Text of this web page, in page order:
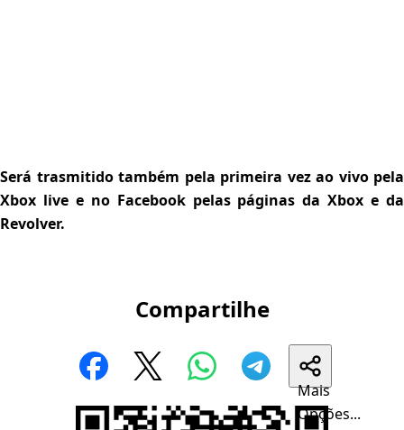
Será trasmitido também pela primeira vez ao vivo pela
Xbox live e no Facebook pelas páginas da Xbox e da
Revolver.
Compartilhe
Mais
Opções...